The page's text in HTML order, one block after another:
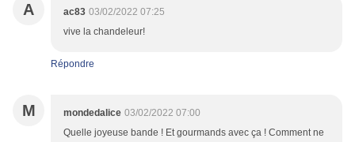
A ac83 03/02/2022 07:25
vive la chandeleur!
Répondre
M mondedalice 03/02/2022 07:00
Quelle joyeuse bande ! Et gourmands avec ça ! Comment ne